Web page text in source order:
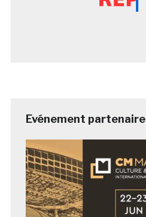
Evénement partenaire